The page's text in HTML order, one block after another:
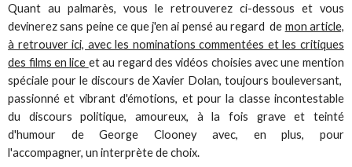
Quant au palmarès, vous le retrouverez ci-dessous et vous
devinerez sans peine ce que j'en ai pensé au regard de mon article,
à retrouver ici, avec les nominations commentées et les critiques
des films en lice et au regard des vidéos choisies avec une mention
spéciale pour le discours de Xavier Dolan, toujours bouleversant,
passionné et vibrant d'émotions, et pour la classe incontestable
du discours politique, amoureux, à la fois grave et teinté
d'humour de George Clooney avec, en plus, pour
l'accompagner, un interprète de choix.